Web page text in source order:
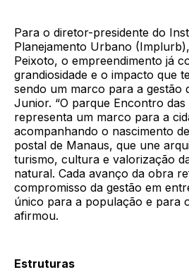
Para o diretor-presidente do
Planejamento Urbano
Peixoto, o empreendimento já
grandiosidade e o impacto que
sendo um marco para a gestão
Junior. “O parque Encontro das
representa um marco para a
acompanhando o nascimento
postal de Manaus, que une
turismo, cultura e valorização
natural. Cada avanço da obra
compromisso da gestão em
único para a população e para
afirmou.
Estruturas